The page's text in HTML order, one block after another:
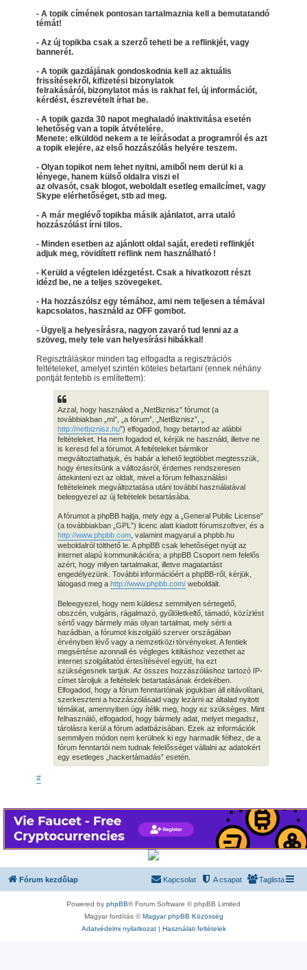
- A topik címének pontosan tartalmaznia kell a bemutatandó
témát!
- Az új topikba csak a szerző teheti be a reflinkjét, vagy
bannerét.
- A topik gazdájának gondoskodnia kell az aktuális
frissítésekről, kifizetési bizonylatok
felrakásáról, bizonylatot más is rakhat fel, új információt,
kérdést, észrevételt írhat be.
- A topik gazda 30 napot meghaladó inaktivitása esetén
lehetőség van a topik átvételére.
Menete: elküldöd nekem a te leírásodat a programról és azt
a topik elejére, az első hozzászólás helyére teszem.
- Olyan topikot nem lehet nyitni, amiből nem derül ki a
lényege, hanem külső oldalra viszi el
az olvasót, csak blogot, weboldalt esetleg emailcímet, vagy
Skype elérhetőséget, stb ad meg.
- A már meglévő topikba másik ajánlatot, arra utaló
hozzászólást írni tilos.
- Minden esetben az ajánlott oldal saját, eredeti reflinkjét
adjuk meg, rövidített reflink nem használható !
- Kerüld a végtelen idézgetést. Csak a hivatkozott részt
idézd be, ne a teljes szövegeket.
- Ha hozzászólsz egy témához, ami nem teljesen a témával
kapcsolatos, használd az OFF gombot.
- Ügyelj a helyesírásra, nagyon zavaró tud lenni az a
szöveg, mely tele van helyesírási hibákkal!
Regisztráláskor minden tag elfogadta a regisztrációs
feltételeket, amelyet szintén köteles betartani (ennek néhány
pontját fentebb is említettem):
Azzal, hogy használod a „NetBiznisz” fórumot (a
továbbiakban „mi”, „a fórum”, „NetBiznisz”, „
http://netbiznisz.hu”) elfogadod, hogy betartod az alábbi
feltételeket. Ha nem fogadod el, kérjük ne használd, illetve ne
is keresd fel a fórumot. A feltételeket bármikor
megváltoztathatjuk, és habár a lehető legtöbbet megtesszük,
hogy értesítsünk a változásról, érdemes rendszeresen
áttekinteni ezt az oldalt, mivel a fórum felhasználási
feltételeinek megváltoztatása utáni további használatával
beleegyezel az új feltételek betartásába.
A fórumot a phpBB hajtja, mely egy a „General Public License”
(a továbbiakban „GPL”) licenc alatt kiadott fórumszoftver, és a
http://www.phpbb.com , valamint magyarul a phpbb.hu
weboldalról tölthető le. A phpBB csak lehetőséget nyújt az
internet alapú kommunikációra; a phpBB Csoport nem felelős
azért, hogy milyen tartalmakat, illetve magatartást
engedélyezünk. További információért a phpBB-ről, kérjük,
látogasd meg a http://www.phpbb.com/ weboldalt.
Beleegyezel, hogy nem küldesz semmilyen sértegető,
obszcén, vulgáris, rágalmazó, gyűlöletkeltő, támadó, közízlést
sértő vagy bármely más olyan tartalmat, mely sérti a
hazádban, a fórumot kiszolgáló szerver országában
érvényben lévő vagy a nemzetközi törvényeket. A fentiek
megsértése azonnali és végleges kitiltáshoz vezethet az
internet szolgáltatód értesítésével együtt, ha ezt
szükségesnek tartjuk. Az összes hozzászóláshoz tartozó IP-
címet tároljuk a feltételek betartatásának érdekében.
Elfogadod, hogy a fórum fenntartóinak jogukban áll eltávolítani,
szerkeszteni a hozzászólásaid vagy lezárni az általad nyitott
témákat, amennyiben úgy ítélik meg, hogy ez szükséges. Mint
felhasználó, elfogadod, hogy bármely adat, melyet megadsz,
tárolásra kerül a fórum adatbázisában. Ezek az információk
semmilyen módon nem kerülnek ki egy harmadik félhez, de a
fórum fenntartói nem tudnak felelősséget vállalni az adatokért
egy esetleges „hackertámadás” esetén.
#
Fórum kezdőlap Taglista
A csapat
Kapcsolat
Powered by phpBB® Forum Software © phpBB Limited
Magyar fordítás © Magyar phpBB Közösség
Adatvédelmi nyilatkozat| Használati feltételek